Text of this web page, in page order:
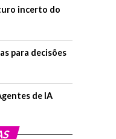
incerto do
para decisões
de IA